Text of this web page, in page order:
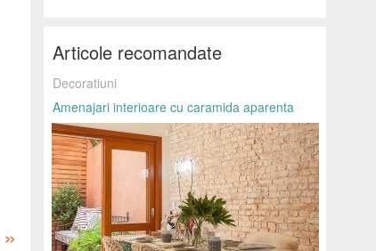
»
Articole recomandate
Decoratiuni
Amenajari interioare cu caramida aparenta